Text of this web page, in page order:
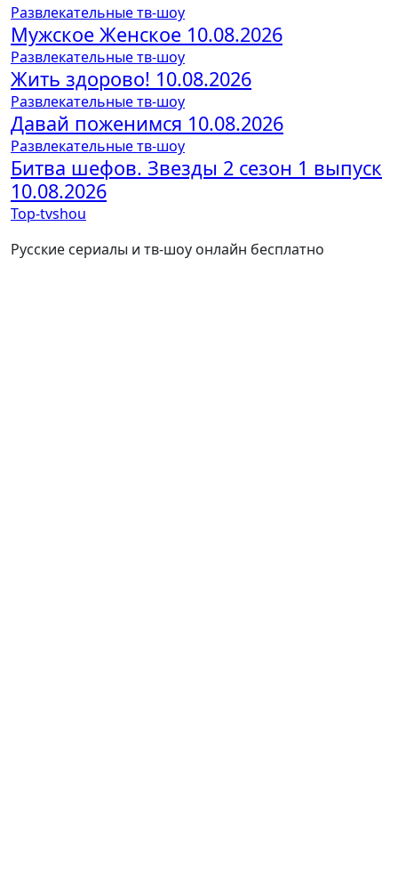
Развлекательные тв-шоу
Мужское Женское 10.08.2026
Развлекательные тв-шоу
Жить здорово! 10.08.2026
Развлекательные тв-шоу
Давай поженимся 10.08.2026
Развлекательные тв-шоу
Битва шефов. Звезды 2 сезон 1 выпуск
10.08.2026
Top-tvshou
Русские сериалы и тв-шоу онлайн бесплатно